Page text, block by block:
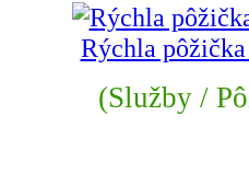
Rýchla
(Služby /